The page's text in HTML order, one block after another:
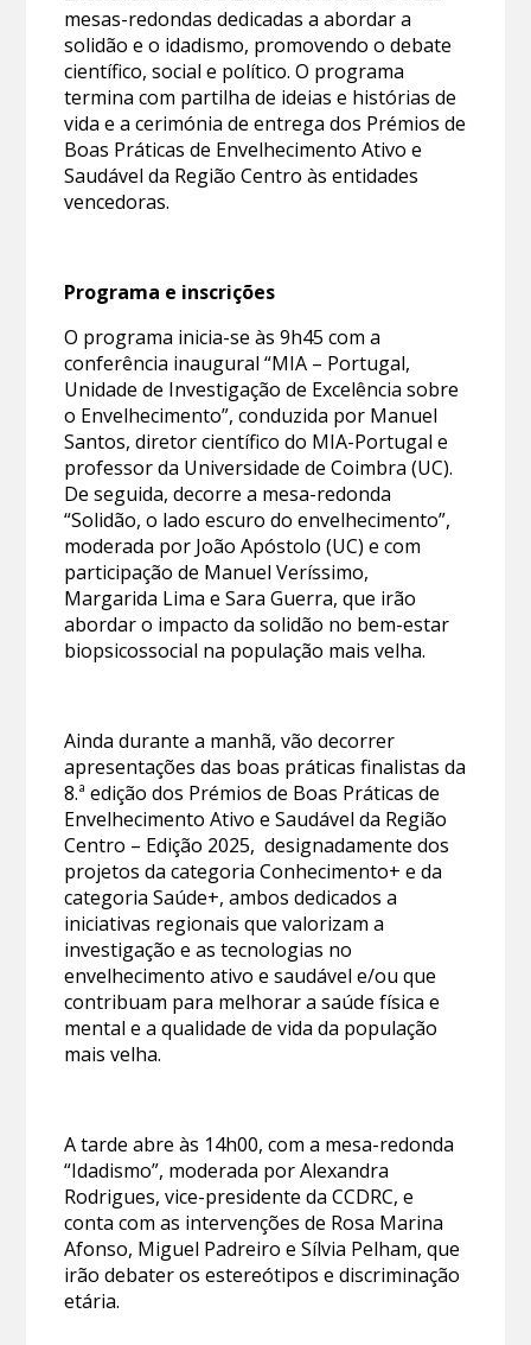
mesas-redondas dedicadas a abordar a
solidão e o idadismo, promovendo o debate
científico, social e político. O programa
termina com partilha de ideias e histórias de
vida e a cerimónia de entrega dos Prémios de
Boas Práticas de Envelhecimento Ativo e
Saudável da Região Centro às entidades
vencedoras.
Programa e inscrições
O programa inicia-se às 9h45 com a
conferência inaugural “MIA – Portugal,
Unidade de Investigação de Excelência sobre
o Envelhecimento”, conduzida por Manuel
Santos, diretor científico do MIA-Portugal e
professor da Universidade de Coimbra (UC).
De seguida, decorre a mesa-redonda
“Solidão, o lado escuro do envelhecimento”,
moderada por João Apóstolo (UC) e com
participação de Manuel Veríssimo,
Margarida Lima e Sara Guerra, que irão
abordar o impacto da solidão no bem-estar
biopsicossocial na população mais velha.
Ainda durante a manhã, vão decorrer
apresentações das boas práticas finalistas da
8.ª edição dos Prémios de Boas Práticas de
Envelhecimento Ativo e Saudável da Região
Centro – Edição 2025, designadamente dos
projetos da categoria Conhecimento+ e da
categoria Saúde+, ambos dedicados a
iniciativas regionais que valorizam a
investigação e as tecnologias no
envelhecimento ativo e saudável e/ou que
contribuam para melhorar a saúde física e
mental e a qualidade de vida da população
mais velha.
A tarde abre às 14h00, com a mesa-redonda
“Idadismo”, moderada por Alexandra
Rodrigues, vice-presidente da CCDRC, e
conta com as intervenções de Rosa Marina
Afonso, Miguel Padreiro e Sílvia Pelham, que
irão debater os estereótipos e discriminação
etária.